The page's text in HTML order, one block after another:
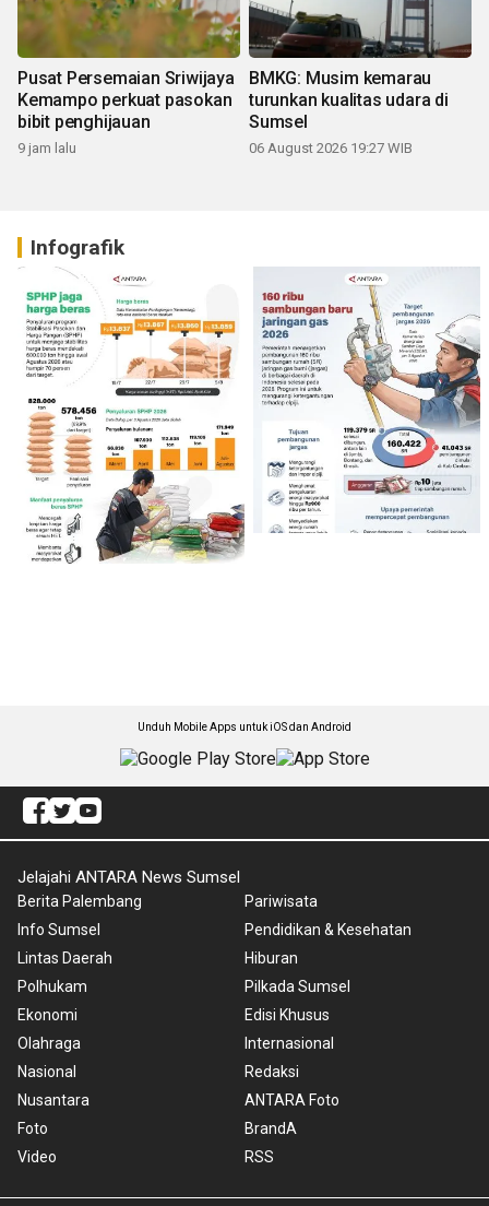
Pusat Persemaian Sriwijaya
Kemampo perkuat pasokan
bibit penghijauan
9 jam lalu
BMKG: Musim kemarau
turunkan kualitas udara di
Sumsel
06 August 2026 19:27 WIB
Infografik
Unduh Mobile Apps untuk iOS dan Android
Jelajahi ANTARA News Sumsel
Berita Palembang
Info Sumsel
Lintas Daerah
Polhukam
Ekonomi
Olahraga
Nasional
Nusantara
Foto
Video
Pariwisata
Pendidikan & Kesehatan
Hiburan
Pilkada Sumsel
Edisi Khusus
Internasional
Redaksi
ANTARA Foto
BrandA
RSS